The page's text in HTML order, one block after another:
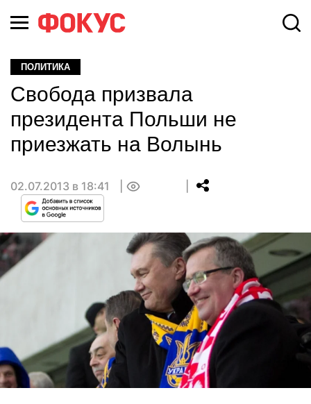
ПОЛИТИКА
Свобода призвала
президента Польши не
приезжать на Волынь
02.07.2013 в 18:41